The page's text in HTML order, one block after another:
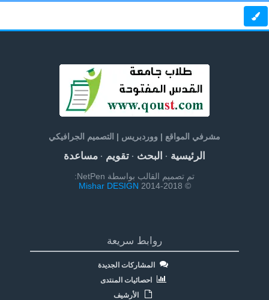
مشرفي المواقع | ووردبريس | التصميم الجرافيكي
الرئيسية· البحث· تقويم· مساعدة
تم تصميم القالب بواسطة NetPen:
© 2014-2018
Mishar DESIGN
روابط سريعة
المشاركات الجديدة
احصائيات المنتدى
الأرشيف